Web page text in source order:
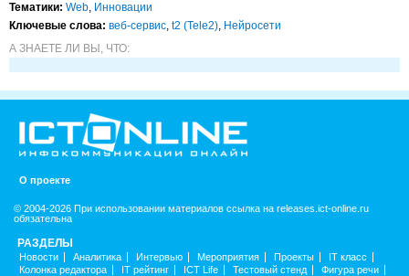
Тематики: Web, Инновации
Ключевые слова: веб-сервис, t2 (Tele2), Нейросети
А ЗНАЕТЕ ЛИ ВЫ, ЧТО:
О проекте
© 2004-2026 При использовании материалов ссылка на releases.ict-online.ru
обязательна
РАЗДЕЛЫ
Новости Аналитика Интервью Мероприятия Проекты
IT класс
Колонка редактора
IT рейтинг ICT Life Тестовый стенд
Фигура речи